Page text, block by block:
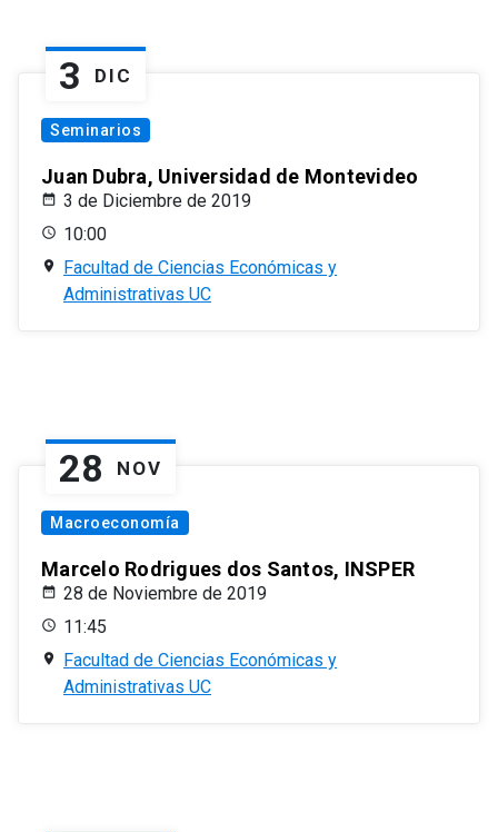
3 DIC
Seminarios
Juan Dubra, Universidad de Montevideo
3 de Diciembre de 2019
10:00
Facultad de Ciencias Económicas y
Administrativas UC
28 NOV
Macroeconomía
Marcelo Rodrigues dos Santos, INSPER
28 de Noviembre de 2019
11:45
Facultad de Ciencias Económicas y
Administrativas UC